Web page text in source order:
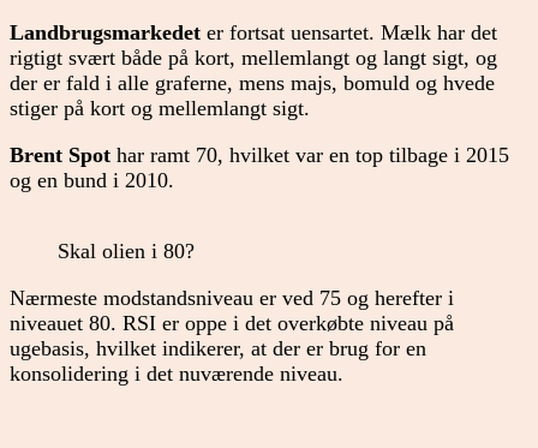
Landbrugsmarkedet er fortsat uensartet. Mælk har det
rigtigt svært både på kort, mellemlangt og langt sigt, og
der er fald i alle graferne, mens majs, bomuld og hvede
stiger på kort og mellemlangt sigt.
Brent Spot har ramt 70, hvilket var en top tilbage i 2015
og en bund i 2010.
Skal olien i 80?
Nærmeste modstandsniveau er ved 75 og herefter i
niveauet 80. RSI er oppe i det overkøbte niveau på
ugebasis, hvilket indikerer, at der er brug for en
konsolidering i det nuværende niveau.